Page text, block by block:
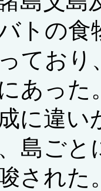
トの食
ており
あった
に違い
島ごと
された